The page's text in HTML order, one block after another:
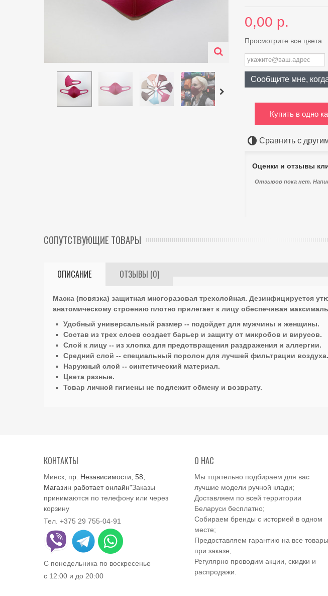
0,00 р.
Просмотрите все цвета:
Сообщите мне,
Купить в одно
Сравнить с
Оценки и отзывы
Отзывов пока нет.
СОПУТСТВУЮЩИЕ ТОВАРЫ
ОПИСАНИЕ ОТЗЫВЫ (0)
Маска (повязка) защитная многоразовая трехслойная. Дезинфицируется
анатомическому строению плотно прилегает к лицу обеспечивая
Удобный универсальный размер -- подойдет для мужчины и женщины.
Состав из трех слоев создает барьер и защиту от микробов и вирусов.
Слой к лицу -- из хлопка для предотвращения раздражения и аллергии.
Средний слой -- специальный поролон для лучшей фильтрации воздуха.
Наружный слой -- синтетический материал.
Цвета разные.
Товар личной гигиены не подлежит обмену и возврату.
КОНТАКТЫ
Минск, пр. Независимости, 58,
Магазин работает онлайн"Заказы
принимаются по телефону или через
корзину
Тел. +375 29 755-04-91
С понедельника по воскресенье
с 12:00 и до 20:00
О НАС
Мы тщательно подбираем для вас
лучшие модели ручной клади;
Доставляем по всей территории
Беларуси бесплатно;
Собираем бренды с историей в одном
месте;
Предоставляем гарантию на все товары
при заказе;
Регулярно проводим акции, скидки и
распродажи.